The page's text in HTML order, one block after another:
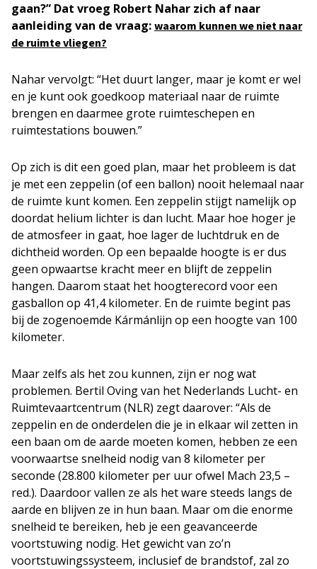
gaan?” Dat vroeg Robert Nahar zich af naar
aanleiding van de vraag: waarom kunnen we niet naar
de ruimte vliegen?
Nahar vervolgt: “Het duurt langer, maar je komt er wel
en je kunt ook goedkoop materiaal naar de ruimte
brengen en daarmee grote ruimteschepen en
ruimtestations bouwen.”
Op zich is dit een goed plan, maar het probleem is dat
je met een zeppelin (of een ballon) nooit helemaal naar
de ruimte kunt komen. Een zeppelin stijgt namelijk op
doordat helium lichter is dan lucht. Maar hoe hoger je
de atmosfeer in gaat, hoe lager de luchtdruk en de
dichtheid worden. Op een bepaalde hoogte is er dus
geen opwaartse kracht meer en blijft de zeppelin
hangen. Daarom staat het hoogterecord voor een
gasballon op 41,4 kilometer. En de ruimte begint pas
bij de zogenoemde Kármánlijn op een hoogte van 100
kilometer.
Maar zelfs als het zou kunnen, zijn er nog wat
problemen. Bertil Oving van het Nederlands Lucht- en
Ruimtevaartcentrum (NLR) zegt daarover: “Als de
zeppelin en de onderdelen die je in elkaar wil zetten in
een baan om de aarde moeten komen, hebben ze een
voorwaartse snelheid nodig van 8 kilometer per
seconde (28.800 kilometer per uur ofwel Mach 23,5 –
red.). Daardoor vallen ze als het ware steeds langs de
aarde en blijven ze in hun baan. Maar om die enorme
snelheid te bereiken, heb je een geavanceerde
voortstuwing nodig. Het gewicht van zo’n
voortstuwingssysteem, inclusief de brandstof, zal zo